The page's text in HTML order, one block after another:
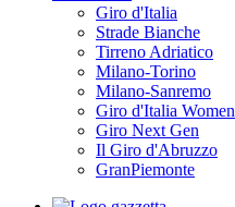
Giro d'Italia
Strade Bianche
Tirreno Adriatico
Milano-Torino
Milano-Sanremo
Giro d'Italia Women
Giro Next Gen
Il Giro d'Abruzzo
GranPiemonte